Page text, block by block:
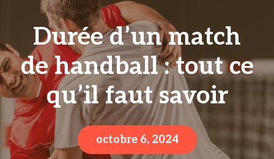
Durée d’un match
de handball : tout ce
qu’il faut savoir
octobre 6, 2024